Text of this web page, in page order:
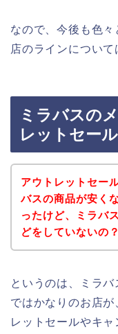
なので、今後も色
店のラインについ
ミラバスの
レットセー
アウトレットセー
バスの商品が安く
ったけど、ミラバ
どをしていないの？
というのは、ミラ
ではかなりのお店が
レットセールやキ